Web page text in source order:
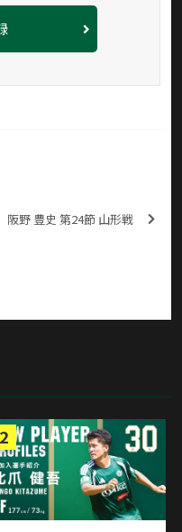
阪野 豊史 第24節 山形戦